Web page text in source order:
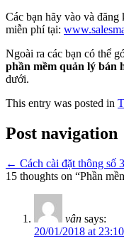
Các bạn hãy vào và
miễn phí tại:
Ngoài ra các bạn có thể
phần mềm quản lý bán
dưới.
This entry was posted in
Post navigation
← Cách cài đặt thông số
15 thoughts on “Phần
vân says:
20/01/2018 at 23:10